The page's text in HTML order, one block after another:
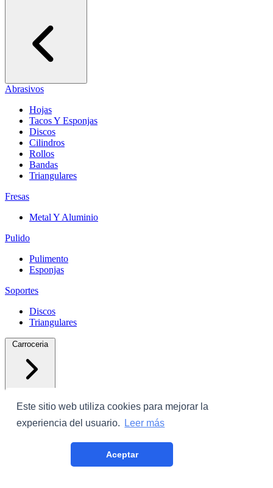
Este sitio web utiliza cookies para mejorar la
experiencia del usuario.
Leer más
Aceptar
Abrasivos
Hojas
Tacos Y Esponjas
Discos
Cilindros
Rollos
Bandas
Triangulares
Fresas
Metal Y Aluminio
Pulido
Pulimento
Esponjas
Soportes
Discos
Triangulares
Carroceria
Plastico Con Cinta